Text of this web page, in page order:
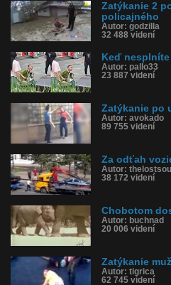
Zatýkanie 2
policajného
Autor: godzilla
32 488 videní
Keď
Autor: pallo33
23 887 videní
Zatýkanie po
Autor: avokado
89 755 videní
Za odťah
Autor: thelostsoul
38 172 videní
Chobotom
Autor: buchnad
20 006 videní
Zatýkanie
Autor: tigrica
62 745 videní